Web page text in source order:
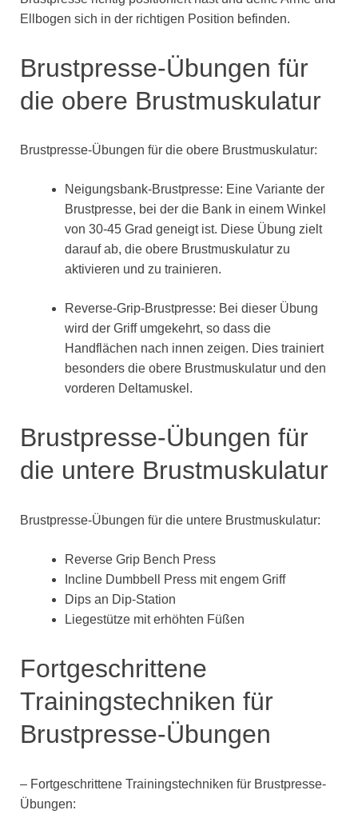
Ellbogen sich in der richtigen Position befinden.
Brustpresse-Übungen für
die obere Brustmuskulatur
Brustpresse-Übungen für die obere Brustmuskulatur:
Neigungsbank-Brustpresse: Eine Variante der
Brustpresse, bei der die Bank in einem Winkel
von 30-45 Grad geneigt ist. Diese Übung zielt
darauf ab, die obere Brustmuskulatur zu
aktivieren und zu trainieren.
Reverse-Grip-Brustpresse: Bei dieser Übung
wird der Griff umgekehrt, so dass die
Handflächen nach innen zeigen. Dies trainiert
besonders die obere Brustmuskulatur und den
vorderen Deltamuskel.
Brustpresse-Übungen für
die untere Brustmuskulatur
Brustpresse-Übungen für die untere Brustmuskulatur:
Reverse Grip Bench Press
Incline Dumbbell Press mit engem Griff
Dips an Dip-Station
Liegestütze mit erhöhten Füßen
Fortgeschrittene
Trainingstechniken für
Brustpresse-Übungen
– Fortgeschrittene Trainingstechniken für Brustpresse-
Übungen: